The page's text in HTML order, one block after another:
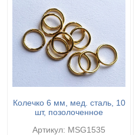
Колечко 6 мм, мед. сталь, 10
шт, позолоченное
Артикул: MSG1535